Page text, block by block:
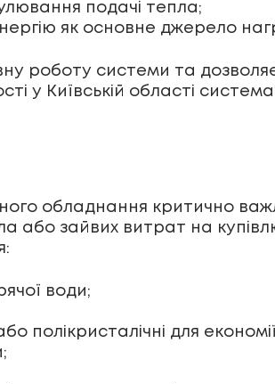
подачі тепла;
як основне джерело
роботу системи та
у Київській області
обладнання критично
або зайвих витрат на
води;
полікристалічні для